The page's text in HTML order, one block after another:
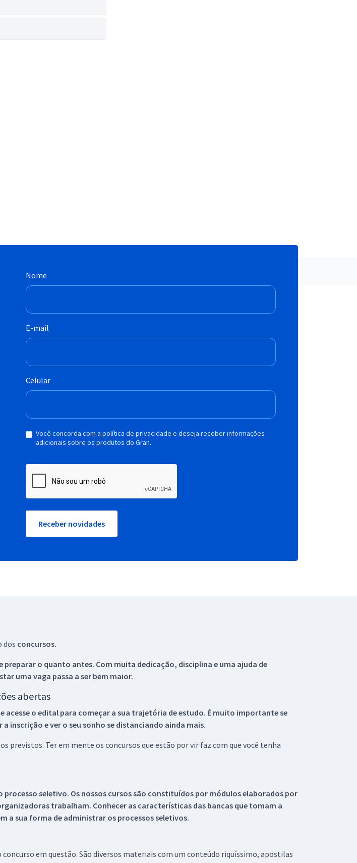
Nome
E-mail
Celular
Você concorda com a política de privacidade e deseja receber informações
adicionais sobre os produtos do Gran.
Receber novidades
dos concursos.
preparar o quanto antes. Com muita dedicação, disciplina e uma ajuda de
uma vaga passa a ser bem maior.
abertas
acesse o edital para começar a sua trajetória de estudo. É muito importante se
inscrição e ver o seu sonho se distanciando ainda mais.
previstos. Ter em mente os concursos que estão por vir faz com que você tenha
seletivo. Os nossos cursos são constituídos por módulos elaborados por
trabalham. Conhecer as características das bancas que tomam a
a sua forma de administrar os processos seletivos.
em questão. São diversos materiais com um conteúdo riquíssimo, apostilas